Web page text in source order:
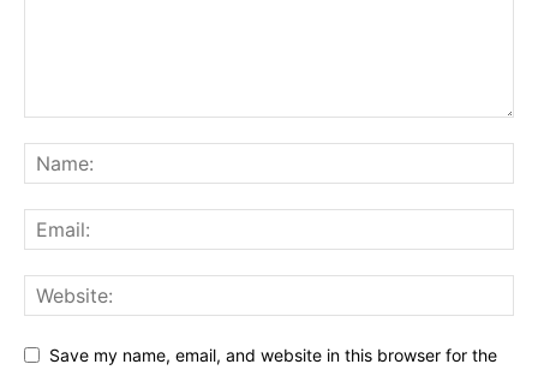
Save my name, email, and website in this browser for the